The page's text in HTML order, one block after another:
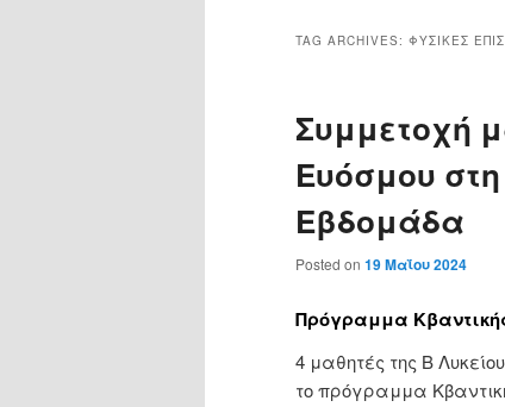
TAG ARCHIVES: ΦΥΣΙΚΈΣ
Συμμετοχή
Ευόσμου
Εβδομάδα
Posted on 19 Μαΐου 2024
Πρόγραμμα
4 μαθητές της Β
το πρόγραμμα